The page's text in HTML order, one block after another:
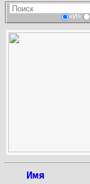
«И»
Имя